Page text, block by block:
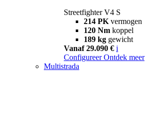
Streetfighter V4 S
214 PK vermogen
120 Nm koppel
189 kg gewicht
Vanaf 29.090 € i
Configureer Ontdek meer
Multistrada